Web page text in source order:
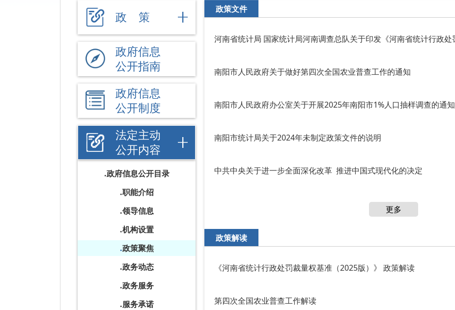
政 策
政府信息
公开指南
政府信息
公开制度
法定主动
公开内容
政府信息公开目录
职能介绍
领导信息
机构设置
政策聚焦
政务动态
政务服务
服务承诺
政策文件
南阳市人民政府关于做好第四次全国农业普查工作的通知
南阳市人民政府办公室关于开展2025年南阳市1%人口抽样调查的通知
南阳市统计局关于2024年未制定政策文件的说明
中共中央关于进一步全面深化改革 推进中国式现代化的决定
更多
政策解读
《河南省统计行政处罚裁量权基准（2025版）》 政策解读
第四次全国农业普查工作解读